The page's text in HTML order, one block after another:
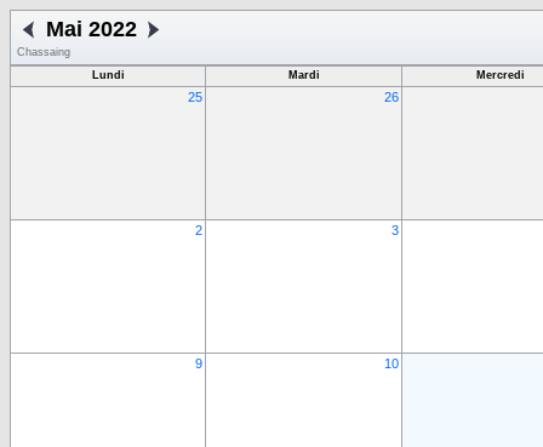
Mai 2022
Chassaing
Lundi
Mardi Mercredi
25 26
2 3
9 10